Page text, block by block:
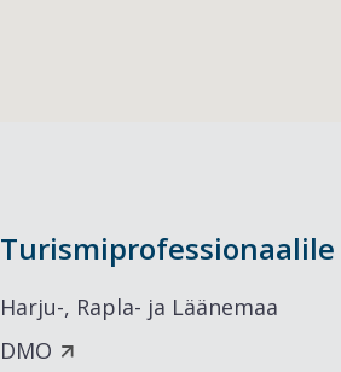
Turismiprofessionaalile
Harju-, Rapla- ja Läänemaa
DMO